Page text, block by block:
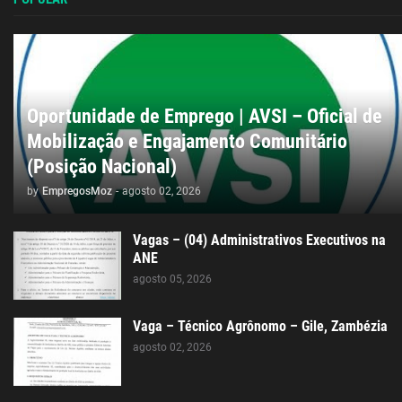
Oportunidade de Emprego | AVSI – Oficial de
Mobilização e Engajamento Comunitário
(Posição Nacional)
by EmpregosMoz - agosto 02, 2026
Vagas – (04) Administrativos Executivos na
ANE
agosto 05, 2026
Vaga – Técnico Agrônomo – Gile, Zambézia
agosto 02, 2026